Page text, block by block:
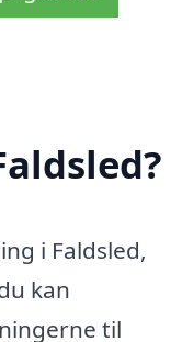
i Faldsled,
kan
til